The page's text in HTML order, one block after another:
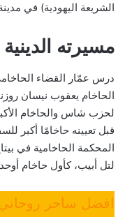
الشريعة اليهودية) في مدينة
مسيرته الدينية
درس عمّار القضاء
الحاخام يعقوب نيسان
لحزب شاس والحاخام
قبل تعيينه حاخامًا أكبر
لتل أبيب، كأول حاخام
افضل ساحر